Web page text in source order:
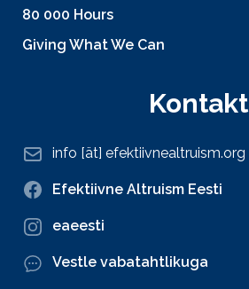
80 000 Hours
Giving What We Can
Kontakt
info [ät] efektiivnealtruism.org
Efektiivne Altruism Eesti
eaeesti
Vestle vabatahtlikuga